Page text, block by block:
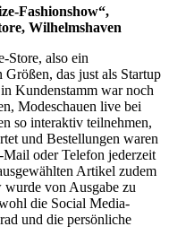
Fashionshow“,
Wilhelmshaven
also ein
das just als Startup
Kundenstamm war noch
Modeschauen live bei
so interaktiv teilnehmen,
und Bestellungen waren
oder Telefon jederzeit
Artikel zudem
von Ausgabe zu
die Social Media-
und die persönliche